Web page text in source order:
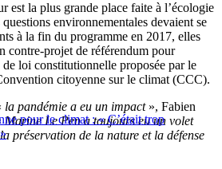
est la plus grande place faite à l’écologie
environnementales devaient se
à la fin du programme en 2017, elles
contre-projet de référendum pour
loi constitutionnelle proposée par le
citoyenne sur le climat (CCC).
pour le climat : « C’était trop
la pandémie a eu un impact», Fabien
Marine Le Pen a toujours eu un volet
préservation de la nature et la défense